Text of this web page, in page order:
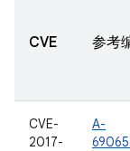
CVE 参考
CVE-
2017-
A-